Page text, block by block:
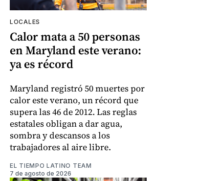
LOCALES
Calor mata a 50 personas
en Maryland este verano:
ya es récord
Maryland registró 50 muertes por
calor este verano, un récord que
supera las 46 de 2012. Las reglas
estatales obligan a dar agua,
sombra y descansos a los
trabajadores al aire libre.
EL TIEMPO LATINO TEAM
7 de agosto de 2026